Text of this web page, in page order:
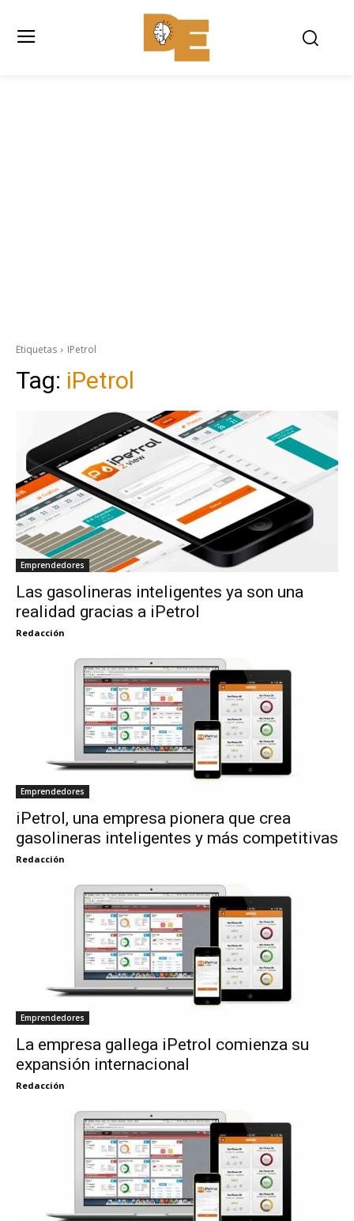
Etiquetas IPetrol
Tag: iPetrol
Emprendedores
Las gasolineras inteligentes ya son una
realidad gracias a iPetrol
Redacción
Emprendedores
iPetrol, una empresa pionera que crea
gasolineras inteligentes y más competitivas
Redacción
Emprendedores
La empresa gallega iPetrol comienza su
expansión internacional
Redacción